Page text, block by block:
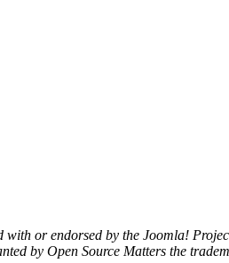
or endorsed by the Joomla!
by Open Source Matters the